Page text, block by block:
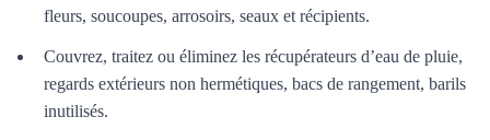
fleurs, soucoupes, arrosoirs, seaux et récipients.
Couvrez, traitez ou éliminez les récupérateurs d’eau de pluie,
regards extérieurs non hermétiques, bacs de rangement, barils
inutilisés.